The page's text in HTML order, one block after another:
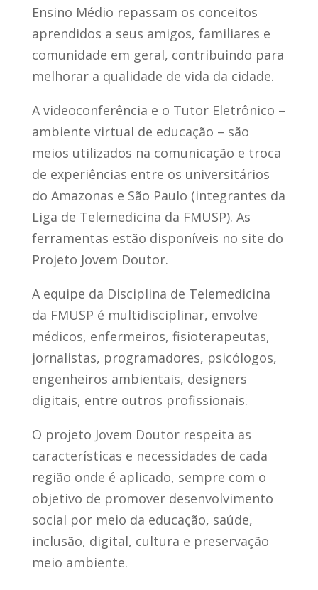
Ensino Médio repassam os conceitos
aprendidos a seus amigos, familiares e
comunidade em geral, contribuindo para
melhorar a qualidade de vida da cidade.
A videoconferência e o Tutor Eletrônico –
ambiente virtual de educação – são
meios utilizados na comunicação e troca
de experiências entre os universitários
do Amazonas e São Paulo (integrantes da
Liga de Telemedicina da FMUSP). As
ferramentas estão disponíveis no site do
Projeto Jovem Doutor.
A equipe da Disciplina de Telemedicina
da FMUSP é multidisciplinar, envolve
médicos, enfermeiros, fisioterapeutas,
jornalistas, programadores, psicólogos,
engenheiros ambientais, designers
digitais, entre outros profissionais.
O projeto Jovem Doutor respeita as
características e necessidades de cada
região onde é aplicado, sempre com o
objetivo de promover desenvolvimento
social por meio da educação, saúde,
inclusão, digital, cultura e preservação
meio ambiente.